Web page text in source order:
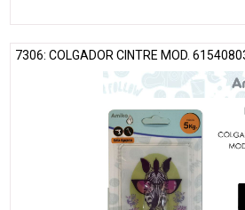
7306: COLGADOR CINTRE MOD.